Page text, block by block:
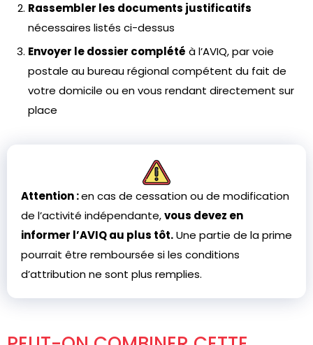
Rassembler les documents justificatifs
nécessaires listés ci-dessus
Envoyer le dossier complété à l’AVIQ, par voie
postale au bureau régional compétent du fait de
votre domicile ou en vous rendant directement sur
place
Attention :en cas de cessation ou de modification
de l’activité indépendante,vous devez en
informer l’AVIQ au plus tôt.Une partie de la prime
pourrait être remboursée si les conditions
d’attribution ne sont plus remplies.